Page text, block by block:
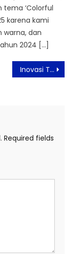
tema ‘Colorful
karena kami
warna, dan
2024 […]
Inovasi Terbaru Samsung Neo QLED 8K Berikan Pengalaman Makin WOW
Required fields